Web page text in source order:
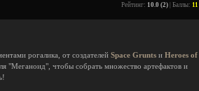
Рейтинг: 10.0 (2) | Баллы: 11
рогалика, от создателей Space Grunts и Heroes of
"Меганоид", чтобы собрать множество артефактов и